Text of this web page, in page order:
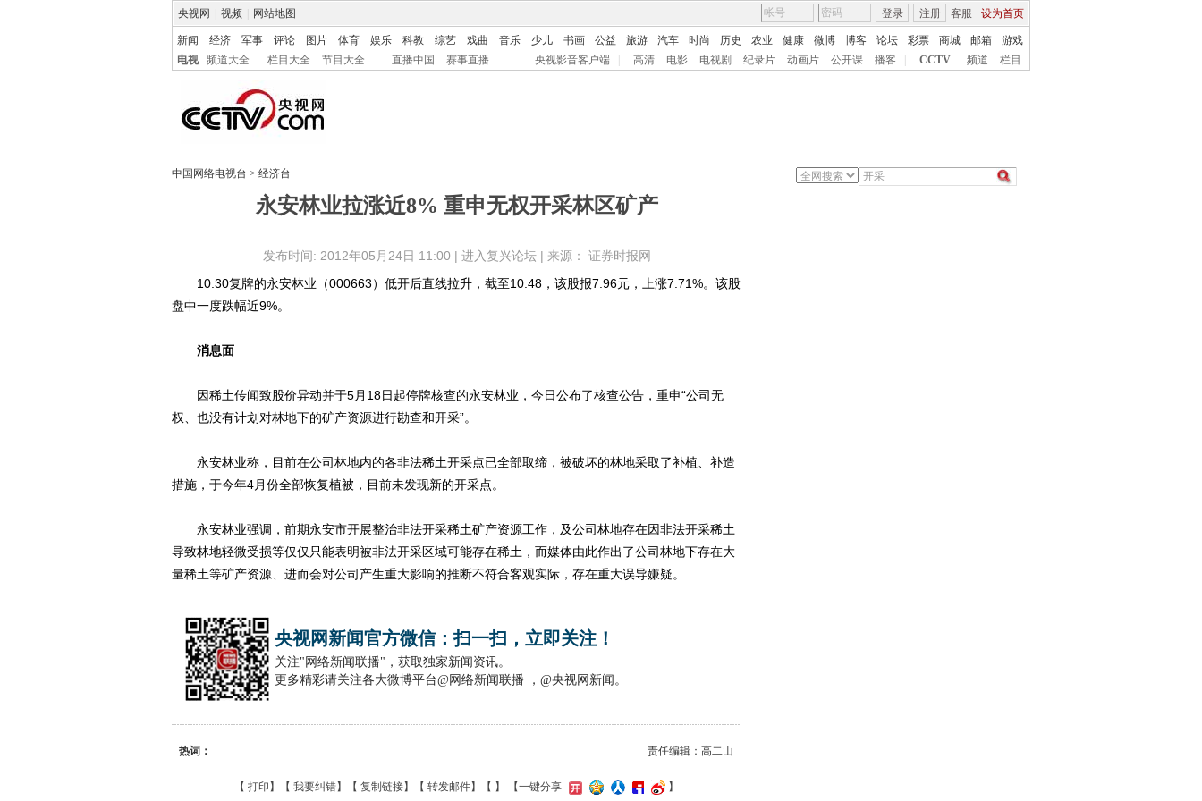
央视网 视频 网站地图 客服 设为首页
登录 注册
新闻 经济 军事 评论 图片 体育 娱乐 科教 综艺 戏曲 音乐 少儿 书画 公益 旅游 汽车 时尚 历史 农业 健康 微博 博客 论坛 彩票 商城 邮箱
游戏
电视
频道大全 栏目大全 节目大全 直播中国 赛事直播 央视影音客户端 高清 电影 电视剧 纪录片 动画片 公开课 播客 CCTV 频道 栏目
中国网络电视台 > 经济台
永安林业拉涨近8% 重申无权开采林区矿产
发布时间: 2012年05月24日 11:00 | 进入复兴论坛| 来源： 证券时报网
10:30复牌的永安林业（000663）低开后直线拉升，截至10:48，该股报7.96元，上涨7.71%。该股
盘中一度跌幅近9%。
消息面
因稀土传闻致股价异动并于5月18日起停牌核查的永安林业，今日公布了核查公告，重申“公司无
权、也没有计划对林地下的矿产资源进行勘查和开采”。
永安林业称，目前在公司林地内的各非法稀土开采点已全部取缔，被破坏的林地采取了补植、补造
措施，于今年4月份全部恢复植被，目前未发现新的开采点。
永安林业强调，前期永安市开展整治非法开采稀土矿产资源工作，及公司林地存在因非法开采稀土
导致林地轻微受损等仅仅只能表明被非法开采区域可能存在稀土，而媒体由此作出了公司林地下存在大
量稀土等矿产资源、进而会对公司产生重大影响的推断不符合客观实际，存在重大误导嫌疑。
央视网新闻官方微信：扫一扫，立即关注！
关注"网络新闻联播"，获取独家新闻资讯。
更多精彩请关注各大微博平台@网络新闻联播 ，@央视网新闻。
责任编辑：高二山
热词：
【 打印 】【 我要纠错】【 复制链接】【 转发邮件】【 】 【一键分享 】